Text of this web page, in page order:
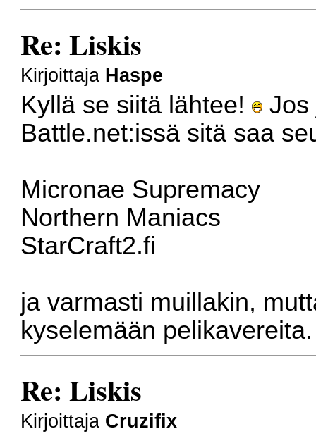
Re: Liskis
Kirjoittaja Haspe
Kyllä se siitä lähtee!
Jos
Battle.net:issä sitä saa
Micronae Supremacy
Northern Maniacs
StarCraft2.fi
ja varmasti muillakin,
kyselemään
Re: Liskis
Kirjoittaja Cruzifix